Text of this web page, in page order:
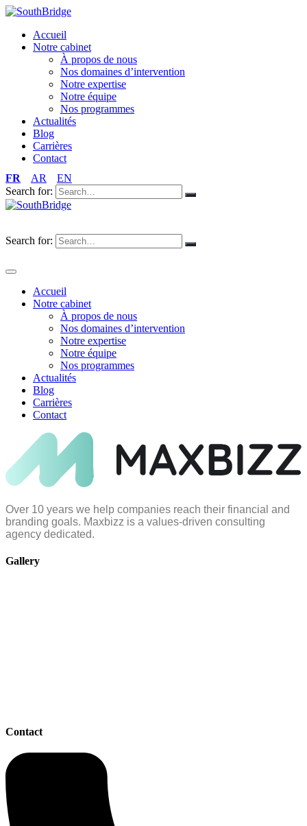
Accueil
Notre cabinet
À propos de nous
Nos domaines d’intervention
Notre expertise
Notre équipe
Nos programmes
Actualités
Blog
Carrières
Contact
FR
AR
EN
Search for:
FR
AR EN
Search for:
Accueil
Notre cabinet
À propos de nous
Nos domaines d’intervention
Notre expertise
Notre équipe
Nos programmes
Actualités
Blog
Carrières
Contact
Over 10 years we help companies reach their financial and
branding goals. Maxbizz is a values-driven consulting
agency dedicated.
Gallery
Contact